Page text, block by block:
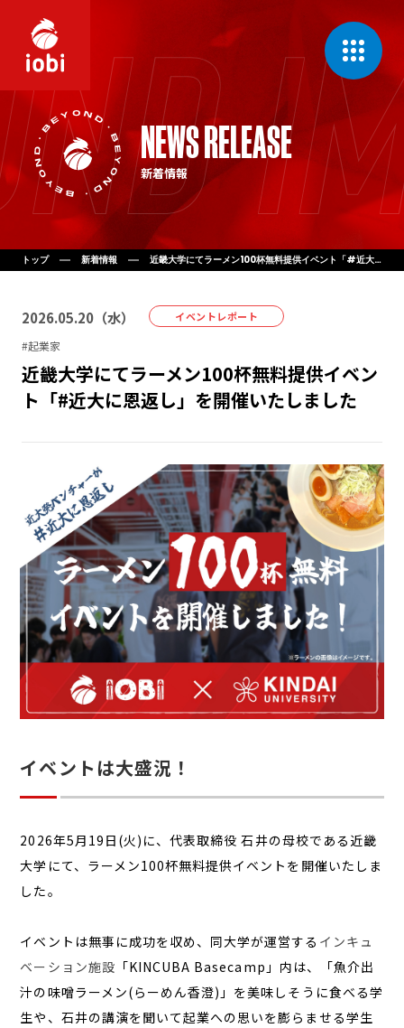
CONCEPT 私たちの理念
MESSAGE 代表挨拶
COMPANY会社案内
BUSINESS事業一覧
NEWS新着情報
INTERNSHIPインターン
RECRUIT採用情報
NEWS RELEASE
新着情報
トップ 新着情報 近畿大学にてラーメン100杯無料提供イベント「#近大に恩返し」を開催いたしました
2026.05.20 （水） イベントレポート
#起業家
近畿大学にてラーメン100杯無料提供イベン
ト「#近大に恩返し」を開催いたしました
イベントは大盛況！
2026年5月19日(火)に、代表取締役 石井の母校である近畿
大学にて、ラーメン100杯無料提供イベントを開催いたしま
した。
イベントは無事に成功を収め、同大学が運営する インキュ
ベーション施設 「KINCUBA Basecamp」内は、「魚介出
汁の味噌ラーメン(らーめん香澄)」を美味しそうに食べる学
生や、石井の講演を聞いて起業への思いを膨らませる学生